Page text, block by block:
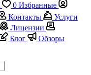
0 Избранные
Контакты
Услуги
Лицензии
Блог
Обзоры